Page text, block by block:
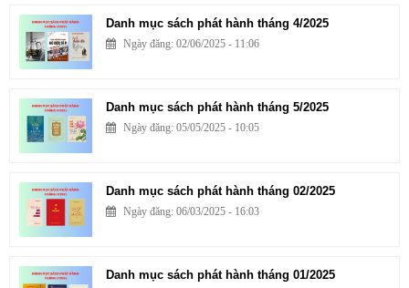
Danh mục sách phát hành tháng 4/2025
Ngày đăng: 02/06/2025 - 11:06
Danh mục sách phát hành tháng 5/2025
Ngày đăng: 05/05/2025 - 10:05
Danh mục sách phát hành tháng 02/2025
Ngày đăng: 06/03/2025 - 16:03
Danh mục sách phát hành tháng 01/2025